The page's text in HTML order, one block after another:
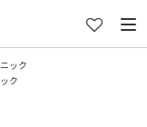
ック
ク